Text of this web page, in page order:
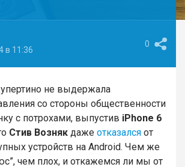
в 11:36
0
не выдержала
со стороны общественности
с потрохами, выпустив iPhone 6
Стив Возняк даже отказался от
устройств на Android. Чем же
чем плох, и откажемся ли мы от